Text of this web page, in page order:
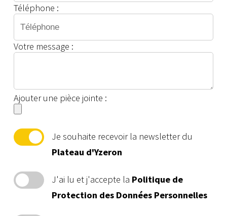
Téléphone :
Votre message :
Ajouter une pièce jointe :
Je souhaite recevoir la newsletter du
Plateau d'Yzeron
J'ai lu et j'accepte la Politique de
Protection des Données Personnelles